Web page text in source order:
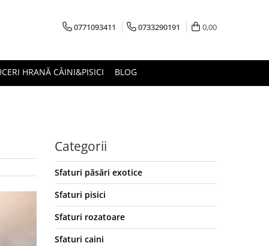
0771093411 0733290191 0,00
HRANĂ CÂINI&PISICI BLOG
Categorii
Sfaturi păsări exotice
Sfaturi pisici
Sfaturi rozatoare
Sfaturi caini